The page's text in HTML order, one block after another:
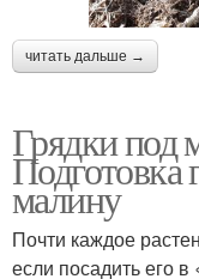
читать дальше →
Грядки под
Подготовка
малину
Почти каждое
если посадить его